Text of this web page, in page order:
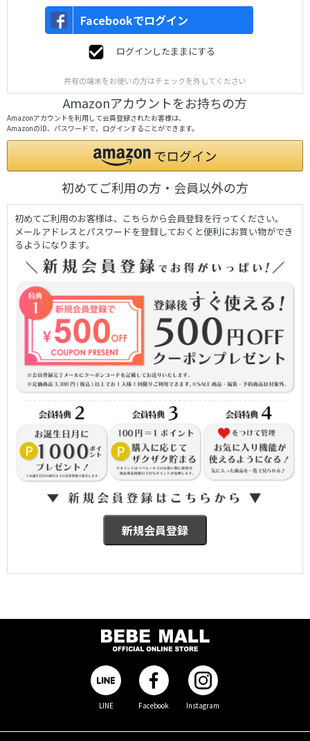
Facebookでログイン
ログインしたままにする
共有の端末をお使いの方はチェックを外してください
Amazonアカウントをお持ちの方
Amazonアカウントを利用して会員登録されたお客様は、
AmazonのID、パスワードで、ログインすることができます。
初めてご利用の方・会員以外の方
初めてご利用のお客様は、こちらから会員登録を行ってください。
メールアドレスとパスワードを登録しておくと便利にお買い物ができ
るようになります。
LINE Facebook Instagram